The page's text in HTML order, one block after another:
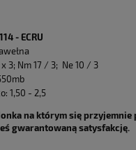
- ECRU
x 3; Nm 17 / 3; Ne 10 / 3
1,50 - 2,5
na którym się przyjemnie
gwarantowaną satysfakcję.